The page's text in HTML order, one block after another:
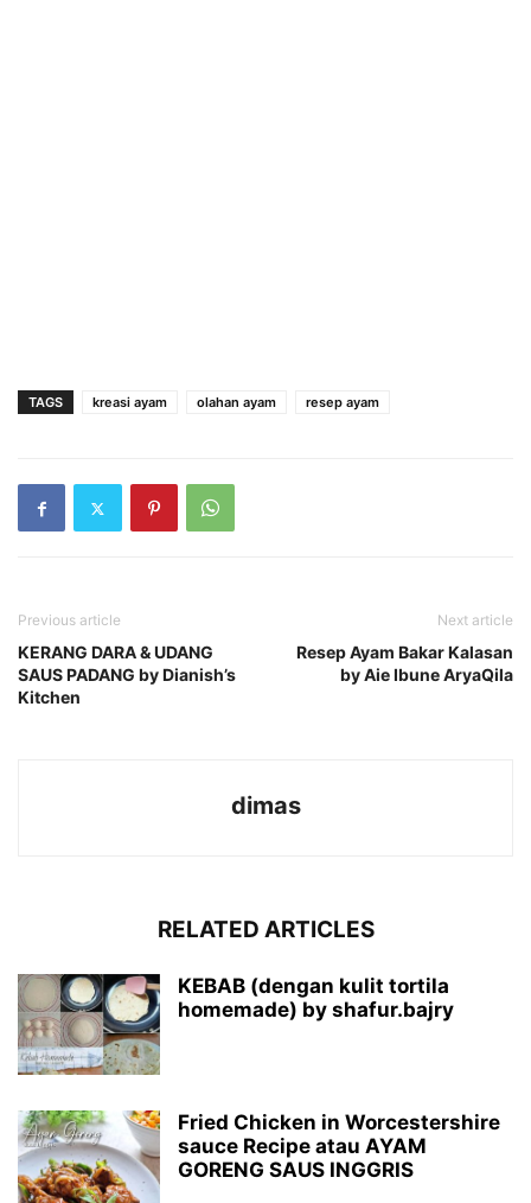
TAGS kreasi ayam olahan ayam resep ayam
Previous article
KERANG DARA & UDANG
SAUS PADANG by Dianish’s
Kitchen
Next article
Resep Ayam Bakar Kalasan
by Aie Ibune AryaQila
dimas
RELATED ARTICLES
KEBAB (dengan kulit tortila
homemade) by shafur.bajry
Fried Chicken in Worcestershire
sauce Recipe atau AYAM
GORENG SAUS INGGRIS